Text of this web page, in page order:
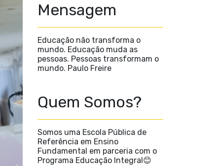
Mensagem
Educação não transforma o
mundo. Educação muda as
pessoas. Pessoas transformam o
mundo. Paulo Freire
Quem Somos?
Somos uma Escola Pública de
Referência em Ensino
Fundamental em parceria com o
Programa Educação Integral😊